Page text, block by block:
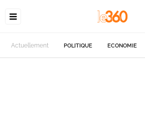
Actuellement POLITIQUE ECONOMIE